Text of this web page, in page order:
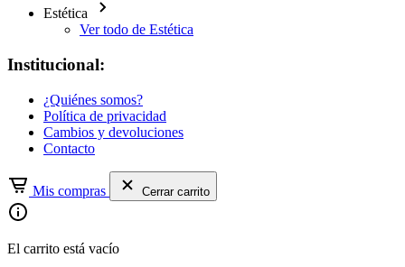
Estética
Ver todo de Estética
Institucional:
¿Quiénes somos?
Política de privacidad
Cambios y devoluciones
Contacto
Mis compras Cerrar carrito
El carrito está vacío